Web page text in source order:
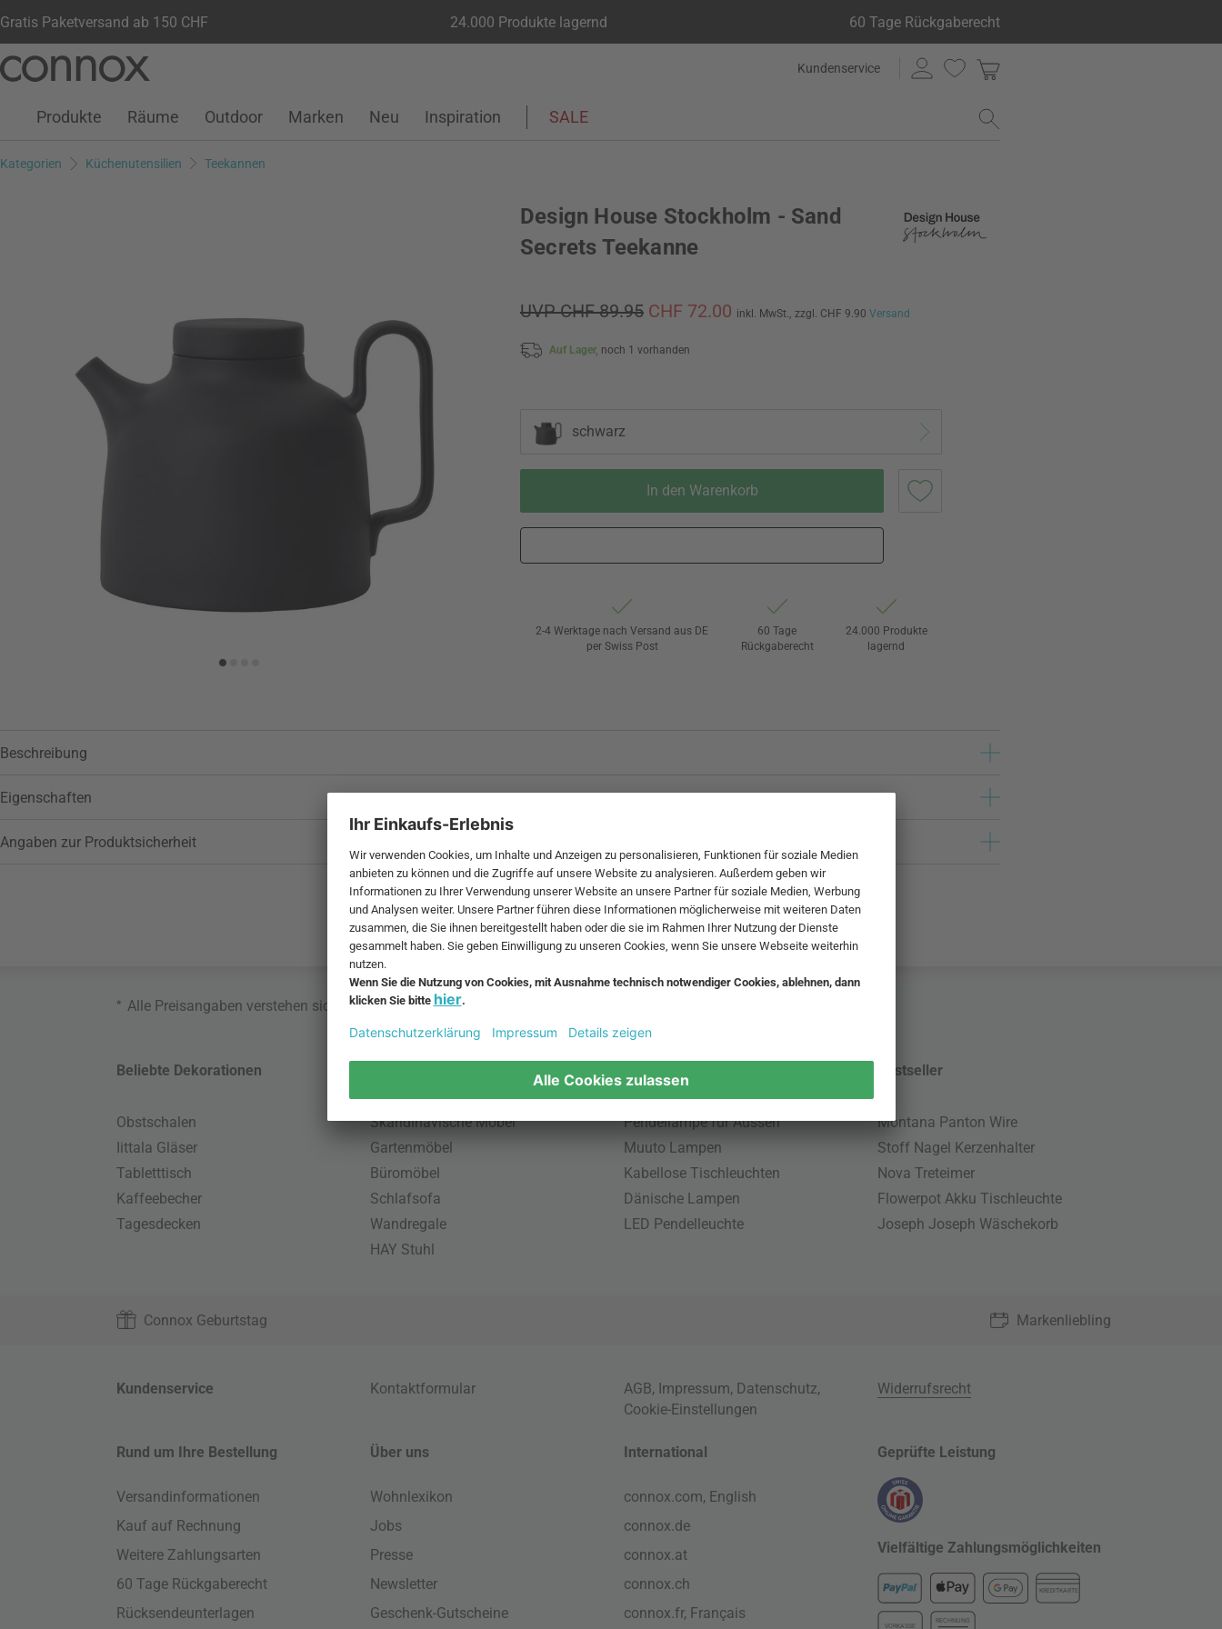
Gratis Paketversand ab 150 CHF 24.000 Produkte lagernd 60 Tage Rückgaberecht
Seiteninhalt
Suchfeld
Kundenservice
Kundenkonto
Wunschliste
Warenkorb
Produkte Räume Outdoor Marken Neu Inspiration SALE
Kategorien Küchenutensilien Teekannen
Design House Stockholm - Sand
Secrets Teekanne
UVP CHF 89.95 CHF 72.00 inkl. MwSt., zzgl. CHF 9.90 Versand
Auf Lager, noch 1 vorhanden
schwarz
In den Warenkorb
Wunschliste hinzufügen
2-4 Werktage nach Versand aus DE
per Swiss Post
60 Tage
Rückgaberecht
24.000 Produkte
lagernd
Beschreibung
Eigenschaften
Angaben zur Produktsicherheit
* Alle Preisangaben verstehen sich inklusive MwSt. und zzgl.
Beliebte Dekorationen
Obstschalen
Iittala Gläser
Tabletttisch
Kaffeebecher
Tagesdecken
Skandinavische Möbel
Gartenmöbel
Büromöbel
Schlafsofa
Wandregale
HAY Stuhl
Beliebte Leuchten
Pendellampe für Aussen
Muuto Lampen
Kabellose Tischleuchten
Dänische Lampen
LED Pendelleuchte
Bestseller
Montana Panton Wire
Stoff Nagel Kerzenhalter
Nova Treteimer
Flowerpot Akku Tischleuchte
Joseph Joseph Wäschekorb
Connox Geburtstag Markenliebling
Kundenservice Kontaktformular AGB, Impressum, Datenschutz,
Cookie-Einstellungen
Widerrufsrecht
Rund um Ihre Bestellung
Versandinformationen
Kauf auf Rechnung
Weitere Zahlungsarten
60 Tage Rückgaberecht
Rücksendeunterlagen
Über uns
Wohnlexikon
Jobs
Presse
Newsletter
Geschenk-Gutscheine
International
connox.com, English
connox.de
connox.at
connox.ch
connox.fr, Français
Geprüfte Leistung
Vielfältige Zahlungsmöglichkeiten
KREDITKARTE
VORKASSE
RECHNUNG